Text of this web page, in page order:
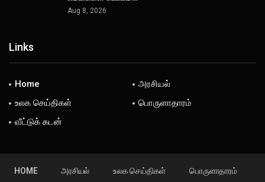
Aug 8, 2026
Links
Home
அரசியல்
உலக செய்திகள்
பொருளாதாரம்
வீட்டுக் கடன்
HOME அரசியல் உலக செய்திகள் பொருளாதாரம்